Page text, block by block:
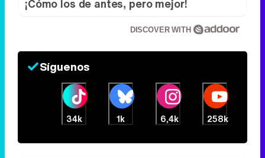
¡Cómo los de antes, pero mejor!
DISCOVER WITH
Síguenos
34k 1k 6,4k 258k